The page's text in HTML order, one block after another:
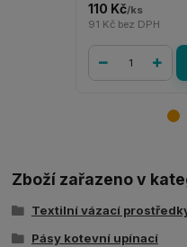
110 Kč/ks
91 Kč bez DPH
Zboží zařazeno v
Textilní vázací
Pásy kotevní upínací